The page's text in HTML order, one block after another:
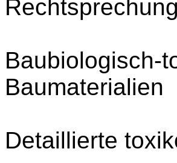
Rechtsprechung
Baubiologisch-
Baumaterialien
Detaillierte